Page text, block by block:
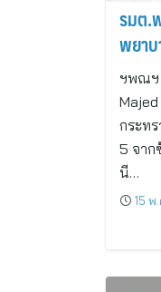
รมต.
พยา
ฯพณฯ
กระท
5 จาก
นี…
15 พ